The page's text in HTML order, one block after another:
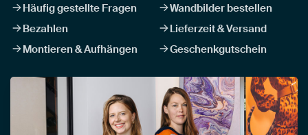
Häufig gestellte Fragen
Wandbilder bestellen
Bezahlen
Lieferzeit & Versand
Montieren & Aufhängen
Geschenkgutschein